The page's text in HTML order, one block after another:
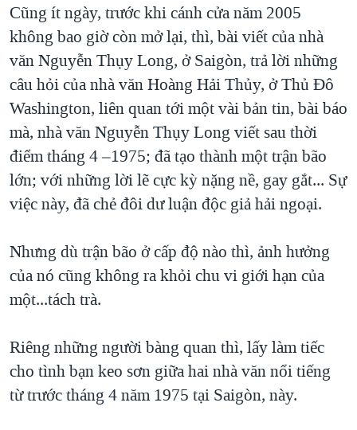
Cũng ít ngày, trước khi cánh cửa năm 2005
không bao giờ còn mở lại, thì, bài viết của nhà
văn Nguyễn Thụy Long, ở Saigòn, trả lời những
câu hỏi của nhà văn Hoàng Hải Thủy, ở Thủ Đô
Washington, liên quan tới một vài bản tin, bài báo
mà, nhà văn Nguyễn Thụy Long viết sau thời
điểm tháng 4 –1975; đã tạo thành một trận bão
lớn; với những lời lẽ cực kỳ nặng nề, gay gắt... Sự
việc này, đã chẻ đôi dư luận độc giả hải ngoại.
Nhưng dù trận bão ở cấp độ nào thì, ảnh hưởng
của nó cũng không ra khỏi chu vi giới hạn của
một...tách trà.
Riêng những người bàng quan thì, lấy làm tiếc
cho tình bạn keo sơn giữa hai nhà văn nổi tiếng
từ trước tháng 4 năm 1975 tại Saigòn, này.